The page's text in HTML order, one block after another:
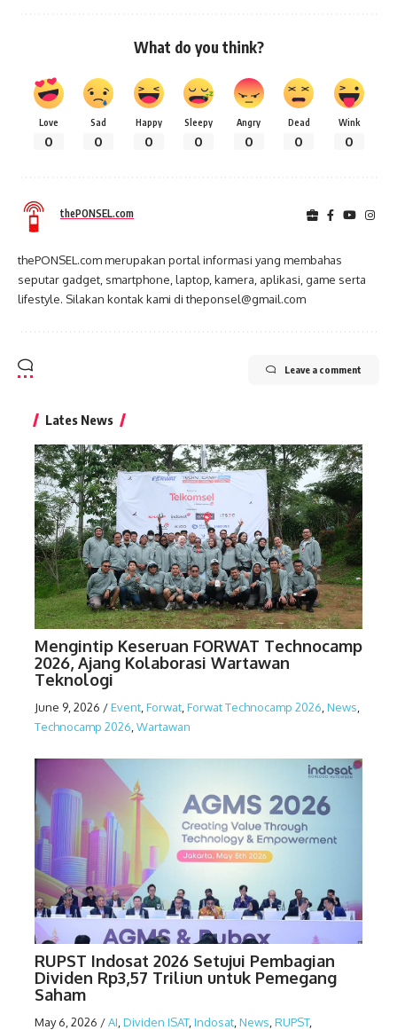
What do you think?
Love
0
Sad
0
Happy
0
Sleepy
0
Angry
0
Dead
0
Wink
0
thePONSEL.com
thePONSEL.com merupakan portal informasi yang membahas
seputar gadget, smartphone, laptop, kamera, aplikasi, game serta
lifestyle. Silakan kontak kami di theponsel@gmail.com
Leave a comment
Lates News
Mengintip Keseruan FORWAT Technocamp
2026, Ajang Kolaborasi Wartawan
Teknologi
June 9, 2026 /Event Forwat Forwat Technocamp 2026 News
Technocamp 2026 Wartawan
RUPST Indosat 2026 Setujui Pembagian
Dividen Rp3,57 Triliun untuk Pemegang
Saham
May 6, 2026 /AI Dividen ISAT, Indosat News RUPST,